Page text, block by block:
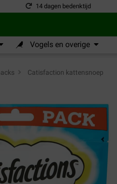
14 dagen bedenktijd
Vogels en overige
Catisfaction kattensnoep